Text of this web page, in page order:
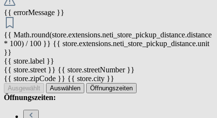
{{ errorMessage }}
{{ Math.round(store.extensions.neti_store_pickup_distance.distance
* 100) / 100 }} {{ store.extensions.neti_store_pickup_distance.unit
}}
{{ store.label }}
{{ store.street }} {{ store.streetNumber }}
{{ store.zipCode }} {{ store.city }}
Ausgewählt Auswählen Öffnungszeiten
Öffnungszeiten: